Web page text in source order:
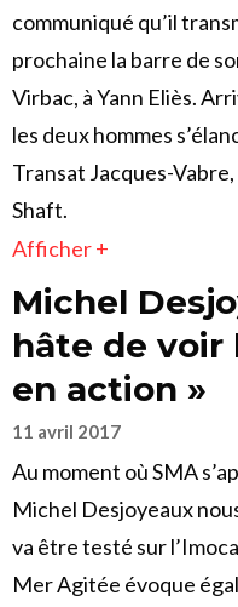
communiqué qu’il
prochaine la barre de
Virbac, à Yann Eliès.
les deux hommes
Transat Jacques-
Shaft.
Afficher +
Michel
hâte de voir
en action »
11 avril 2017
Au moment où SMA
Michel Desjoyeaux
va être testé sur
Mer Agitée évoque